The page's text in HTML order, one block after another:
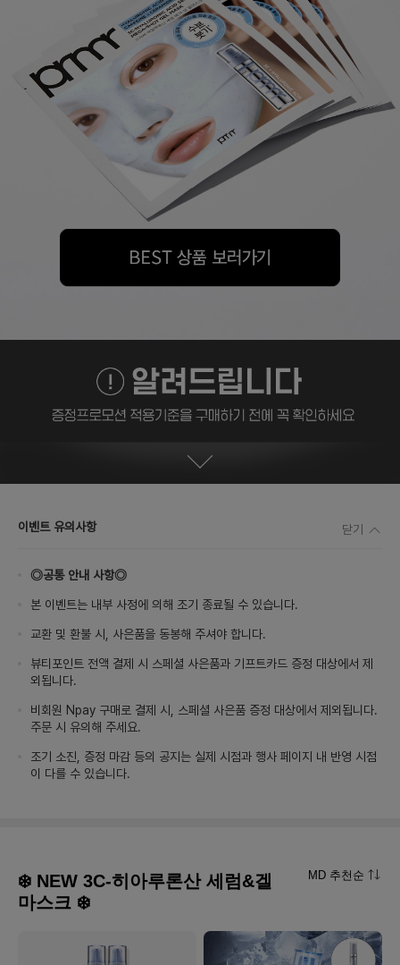
이벤트 유의사항 닫기
◎공통 안내 사항◎
본 이벤트는 내부 사정에 의해 조기 종료될 수 있습니다.
교환 및 환불 시, 사은품을 동봉해 주셔야 합니다.
뷰티포인트 전액 결제 시 스페셜 사은품과 기프트카드 증정 대상에서 제
외됩니다.
비회원 Npay 구매로 결제 시, 스페셜 사은품 증정 대상에서 제외됩니다.
주문 시 유의해 주세요.
조기 소진, 증정 마감 등의 공지는 실제 시점과 행사 페이지 내 반영 시점
이 다를 수 있습니다.
❄️ NEW 3C-히아루론산 세럼&겔
마스크 ❄️
MD 추천순